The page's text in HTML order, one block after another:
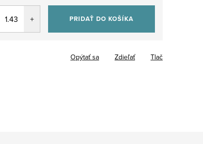
PRIDAŤ DO KOŠÍKA
Tlač
Opýtať sa Zdieľať